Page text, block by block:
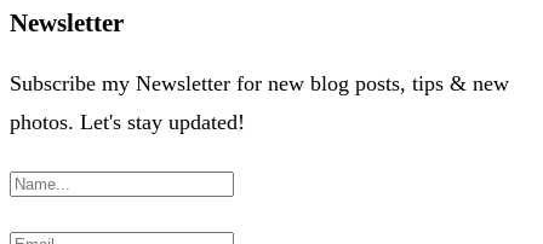
Newsletter
Subscribe my Newsletter for new blog posts, tips & new
photos. Let's stay updated!